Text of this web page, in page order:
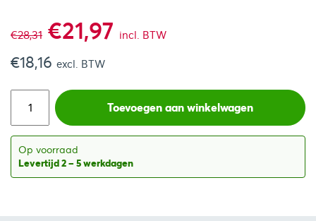
€28,31 Oorspronkelijke
prijs
was:
€28,31.
€21,97 Huidige
is:
incl. BTW
€18,16 excl. BTW
Toevoegen aan winkelwagen
Op voorraad
Levertijd 2 – 5 werkdagen